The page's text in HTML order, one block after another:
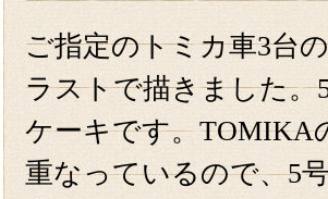
ご指定のトミカ車3台
ラストで描きました。
ケーキです。TOMIKA
重なっているので、5